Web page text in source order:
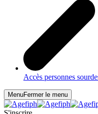
Accès personnes
MenuFermer le menu